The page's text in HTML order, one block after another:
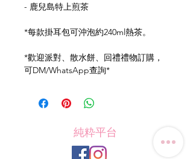
- 鹿兒島特上煎茶
*每款掛耳包可沖泡約240ml熱茶。
*歡迎派對、散水餅、回禮禮物訂購，
可DM/WhatsApp查詢*
純粋平台